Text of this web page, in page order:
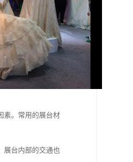
素。常用的展台材
展台内部的交通也